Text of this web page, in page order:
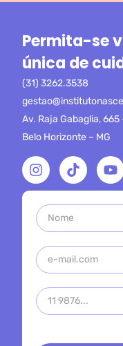
Permita-se
única de
(31) 3262.3538
Av. Raja Gabaglia,
Belo Horizonte – MG